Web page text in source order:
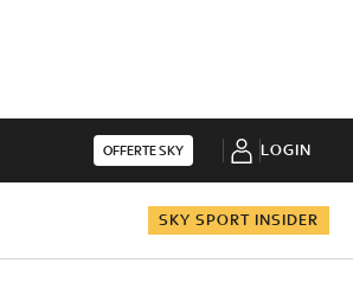
OFFERTE SKY LOGIN
SKY SPORT INSIDER